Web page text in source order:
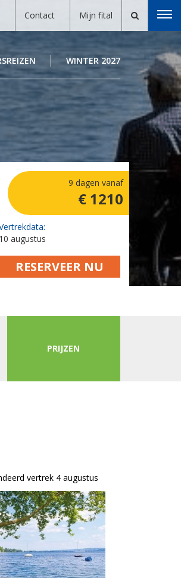
Contact Mijn fital
WINTER 2027
9 dagen vanaf
€ 1210
10 augustus
RESERVEER NU
PRIJZEN
vertrek 4 augustus